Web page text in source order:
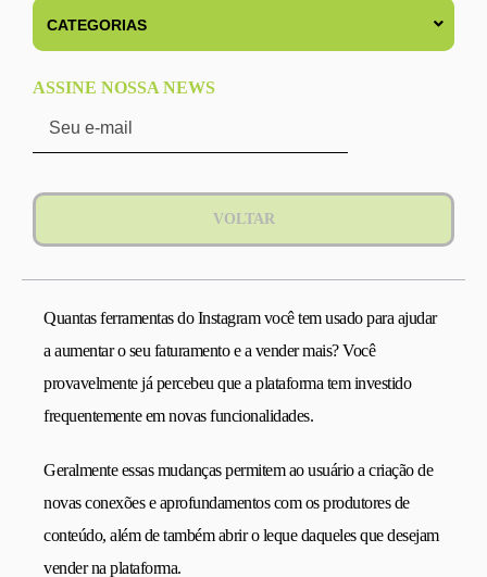
ASSINE NOSSA NEWS
VOLTAR
Quantas ferramentas do Instagram você tem usado para ajudar
a aumentar o seu faturamento e a vender mais? Você
provavelmente já percebeu que a plataforma tem investido
frequentemente em novas funcionalidades.
Geralmente essas mudanças permitem ao usuário a criação de
novas conexões e aprofundamentos com os produtores de
conteúdo, além de também abrir o leque daqueles que desejam
vender na plataforma.